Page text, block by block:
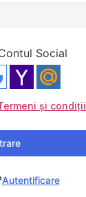
Social
și condiții
Autentificare